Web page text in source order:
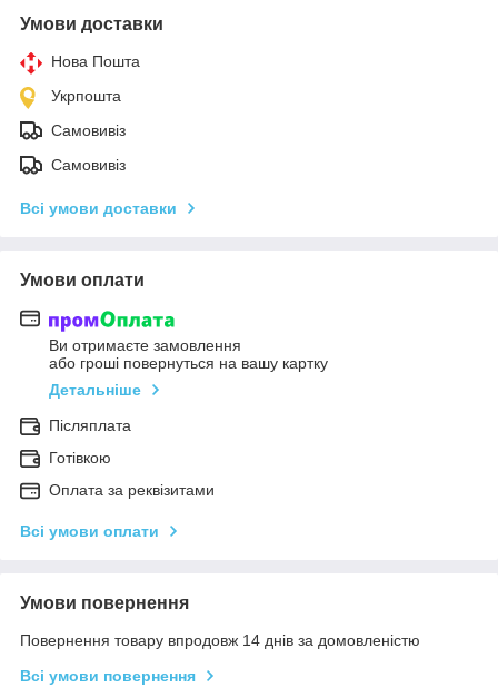
Умови доставки
Нова Пошта
Укрпошта
Самовивіз
Самовивіз
Всі умови доставки
Умови оплати
Ви отримаєте замовлення
або гроші повернуться на вашу картку
Детальніше
Післяплата
Готівкою
Оплата за реквізитами
Всі умови оплати
Умови повернення
Повернення товару впродовж 14 днів за домовленістю
Всі умови повернення